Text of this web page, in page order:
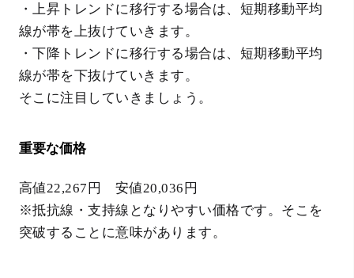
・上昇トレンドに移行する場合は、短期移動平均
線が帯を上抜けていきます。
・下降トレンドに移行する場合は、短期移動平均
線が帯を下抜けていきます。
そこに注目していきましょう。
重要な価格
高値22,267円 安値20,036円
※抵抗線・支持線となりやすい価格です。そこを
突破することに意味があります。